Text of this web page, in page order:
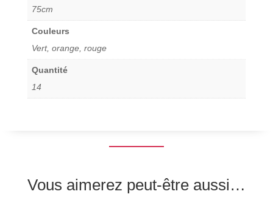
75cm
Couleurs
Vert, orange, rouge
Quantité
14
Vous aimerez peut-être aussi…